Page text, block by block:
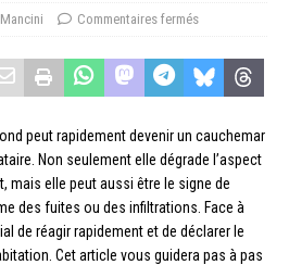
Commentaires fermés
peut rapidement devenir un cauchemar
Non seulement elle dégrade l’aspect
mais elle peut aussi être le signe de
des fuites ou des infiltrations. Face à
de réagir rapidement et de déclarer le
Cet article vous guidera pas à pas